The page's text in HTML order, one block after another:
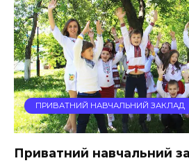
ПРИВАТНИЙ НАВЧАЛЬНИЙ ЗАКЛАД
Приватний навчальний